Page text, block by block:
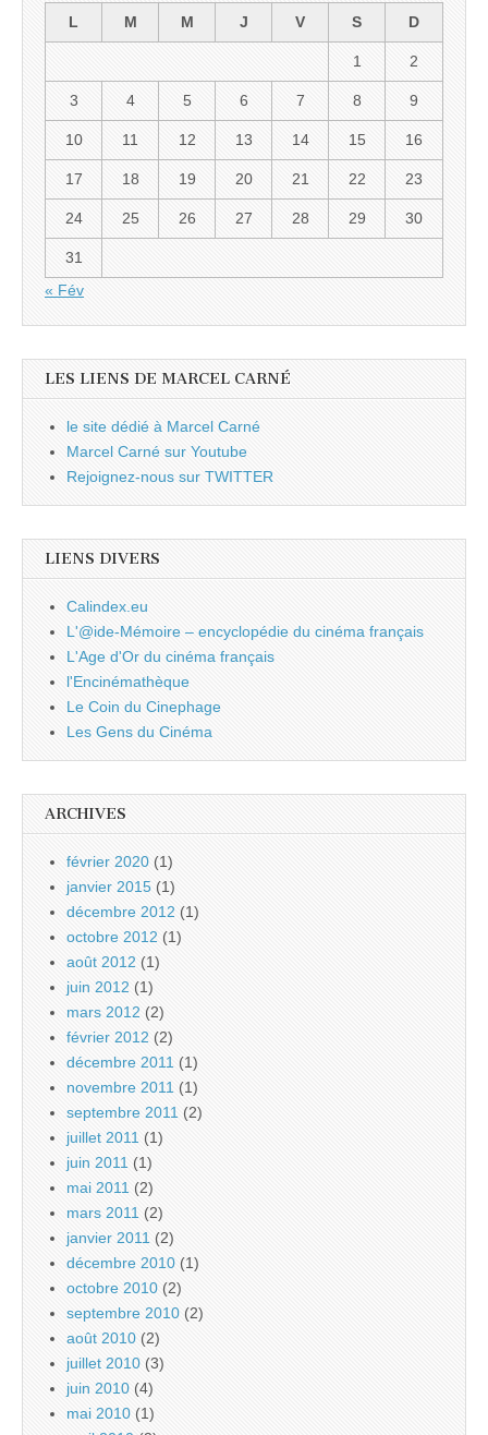
L
M M J V S D
1 2
3 4 5 6 7 8 9
10 11 12 13 14 15 16
17 18 19 20 21 22 23
24 25 26 27 28 29 30
31
« Fév
LES LIENS DE MARCEL CARNÉ
le site dédié à Marcel Carné
Marcel Carné sur Youtube
Rejoignez-nous sur TWITTER
LIENS DIVERS
Calindex.eu
L'@ide-Mémoire – encyclopédie du cinéma français
L'Age d'Or du cinéma français
l'Encinémathèque
Le Coin du Cinephage
Les Gens du Cinéma
ARCHIVES
février 2020 (1)
janvier 2015 (1)
décembre 2012 (1)
octobre 2012 (1)
août 2012 (1)
juin 2012 (1)
mars 2012 (2)
février 2012 (2)
décembre 2011 (1)
novembre 2011 (1)
septembre 2011 (2)
juillet 2011 (1)
juin 2011 (1)
mai 2011 (2)
mars 2011 (2)
janvier 2011 (2)
décembre 2010 (1)
octobre 2010 (2)
septembre 2010 (2)
août 2010 (2)
juillet 2010 (3)
juin 2010 (4)
mai 2010 (1)